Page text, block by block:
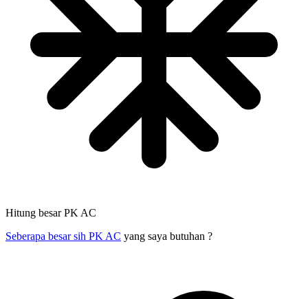
Hitung besar PK AC
Seberapa besar sih PK AC yang saya butuhan ?